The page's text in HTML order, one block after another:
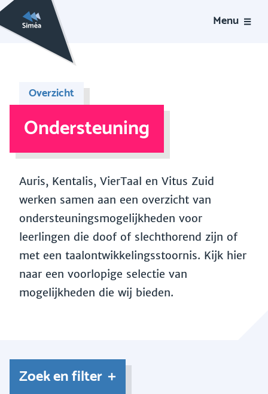
Menu
Overzicht
Ondersteuning
Auris, Kentalis, VierTaal en Vitus Zuid
werken samen aan een overzicht van
ondersteuningsmogelijkheden voor
leerlingen die doof of slechthorend zijn of
met een taalontwikkelingsstoornis. Kijk hier
naar een voorlopige selectie van
mogelijkheden die wij bieden.
Zoek en filter